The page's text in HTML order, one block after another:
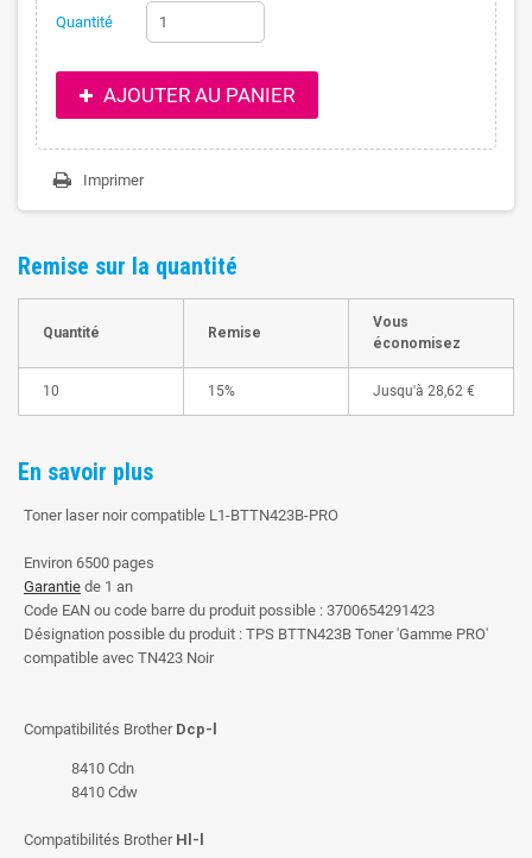
Quantité
AJOUTER AU PANIER
Imprimer
Remise sur la quantité
Quantité Remise
Vous
économisez
10 15% Jusqu'à 28,62 €
En savoir plus
Toner laser noir compatible L1-BTTN423B-PRO
Environ 6500 pages
Garantie de 1 an
Code EAN ou code barre du produit possible : 3700654291423
Désignation possible du produit : TPS BTTN423B Toner 'Gamme PRO'
compatible avec TN423 Noir
Compatibilités Brother Dcp-l
8410 Cdn
8410 Cdw
Compatibilités Brother Hl-l